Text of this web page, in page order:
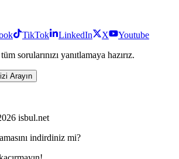
TikTok LinkedIn X
Youtube
sorularınızı yanıtlamaya hazırız.
Arayın
isbul.net
indirdiniz mi?